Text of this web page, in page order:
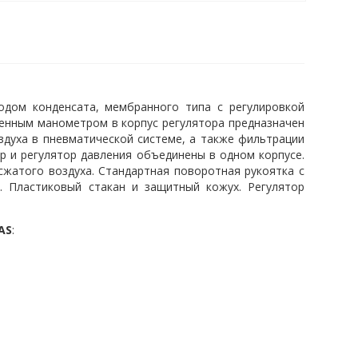
конденсата, мембранного типа с регулировкой
манометром в корпус регулятора предназначен
в пневматической системе, а также фильтрации
и регулятор давления объединены в одном корпусе.
воздуха. Стандартная поворотная рукоятка с
Пластиковый стакан и защитный кожух. Регулятор
: